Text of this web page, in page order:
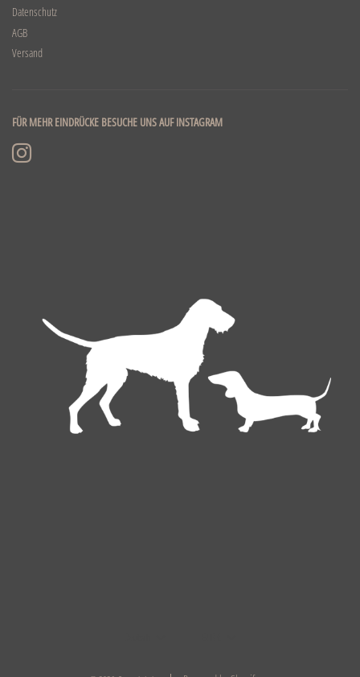
Datenschutz
AGB
Versand
FÜR MEHR EINDRÜCKE BESUCHE UNS AUF INSTAGRAM